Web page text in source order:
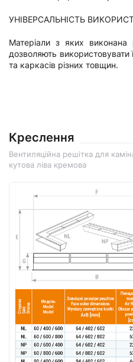
УНІВЕРСАЛЬНІСТЬ
Матеріали з яких
дозволяють використовувати
та каркасів різних товщин.
Креслення
Вентиляційна решітка для
кутова ліва кремова